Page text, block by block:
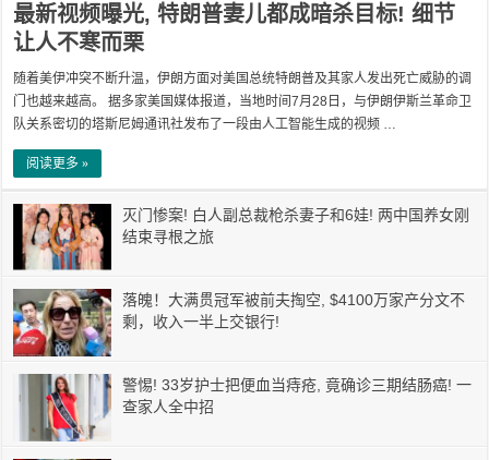
最新视频曝光, 特朗普妻儿都成暗杀目标! 细节
让人不寒而栗
随着美伊冲突不断升温，伊朗方面对美国总统特朗普及其家人发出死亡威胁的调
门也越来越高。 据多家美国媒体报道，当地时间7月28日，与伊朗伊斯兰革命卫
队关系密切的塔斯尼姆通讯社发布了一段由人工智能生成的视频 …
阅读更多 »
灭门惨案! 白人副总裁枪杀妻子和6娃! 两中国养女刚
结束寻根之旅
落魄！大满贯冠军被前夫掏空, $4100万家产分文不
剩，收入一半上交银行!
警惕! 33岁护士把便血当痔疮, 竟确诊三期结肠癌! 一
查家人全中招